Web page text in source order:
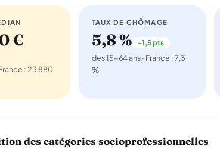
€
: 23 880
TAUX DE CHÔMAGE
5,8 % -1,5 pts
des 15-64 ans · France : 7,3
%
des catégories socioprofessionnelles